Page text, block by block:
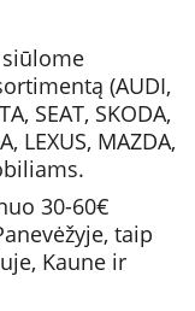
(AUDI,
SEAT, SKODA,
LEXUS, MAZDA,
30-60€
taip
Kaune ir